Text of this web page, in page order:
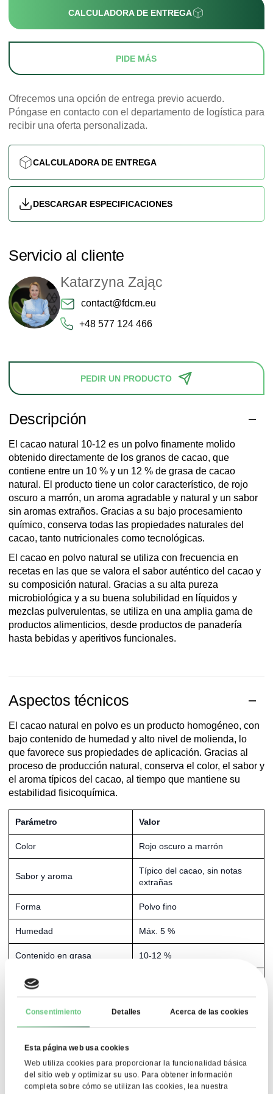
Consentimiento Detalles Acerca de las cookies
Esta página web usa cookies
Web utiliza cookies para proporcionar la funcionalidad básica
del sitio web y optimizar su uso. Para obtener información
completa sobre cómo se utilizan las cookies, lea nuestra
Descripción
El cacao natural 10-12 es un polvo finamente molido
obtenido directamente de los granos de cacao, que
contiene entre un 10 % y un 12 % de grasa de cacao
natural. El producto tiene un color característico, de rojo
oscuro a marrón, un aroma agradable y natural y un sabor
sin aromas extraños. Gracias a su bajo procesamiento
químico, conserva todas las propiedades naturales del
cacao, tanto nutricionales como tecnológicas.
El cacao en polvo natural se utiliza con frecuencia en
recetas en las que se valora el sabor auténtico del cacao y
su composición natural. Gracias a su alta pureza
microbiológica y a su buena solubilidad en líquidos y
mezclas pulverulentas, se utiliza en una amplia gama de
productos alimenticios, desde productos de panadería
hasta bebidas y aperitivos funcionales.
Aspectos técnicos
El cacao natural en polvo es un producto homogéneo, con
bajo contenido de humedad y alto nivel de molienda, lo
que favorece sus propiedades de aplicación. Gracias al
proceso de producción natural, conserva el color, el sabor y
el aroma típicos del cacao, al tiempo que mantiene su
estabilidad fisicoquímica.
Parámetro Valor
Color Rojo oscuro a marrón
Sabor y aroma
Típico del cacao, sin notas
extrañas
Forma Polvo fino
Humedad Máx. 5 %
Contenido en grasa 10-12 %
pH
Número total de
Levaduras ≤ 50 ufc/g
Moho ≤ 50 ufc/g
CALCULADORA DE ENTREGA
PIDE MÁS
Ofrecemos una opción de entrega previo acuerdo.
Póngase en contacto con el departamento de logística para
recibir una oferta personalizada.
CALCULADORA DE ENTREGA
DESCARGAR ESPECIFICACIONES
Servicio al cliente
Katarzyna Zając
contact@fdcm.eu
+48 577 124 466
PEDIR UN PRODUCTO